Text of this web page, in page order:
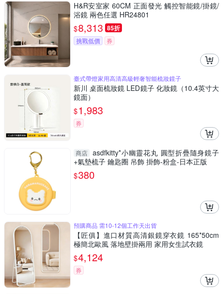
H&R安室家 60CM 正面發光 觸控智能鏡/掛鏡/
浴鏡 兩色任選 HR24801
$8,313 85折
挑戰低價 券
臺式帶燈家用高清高級輕奢智能梳妝鏡子
新川 桌面梳妝鏡 LED鏡子 化妝鏡（10.4英寸大
鏡面）
$1,983
券
商店 asdfkitty*小幽靈花丸 圓型折疊隨身鏡子
+氣墊梳子 鑰匙圈 吊飾 掛飾-粉盒-日本正版
$380
預購商品 需10-12個工作天出貨
【匠俱】進口材質高清銀鏡穿衣鏡 165*50cm
極簡北歐風 落地壁掛兩用 家用女生試衣鏡
$4,124
券